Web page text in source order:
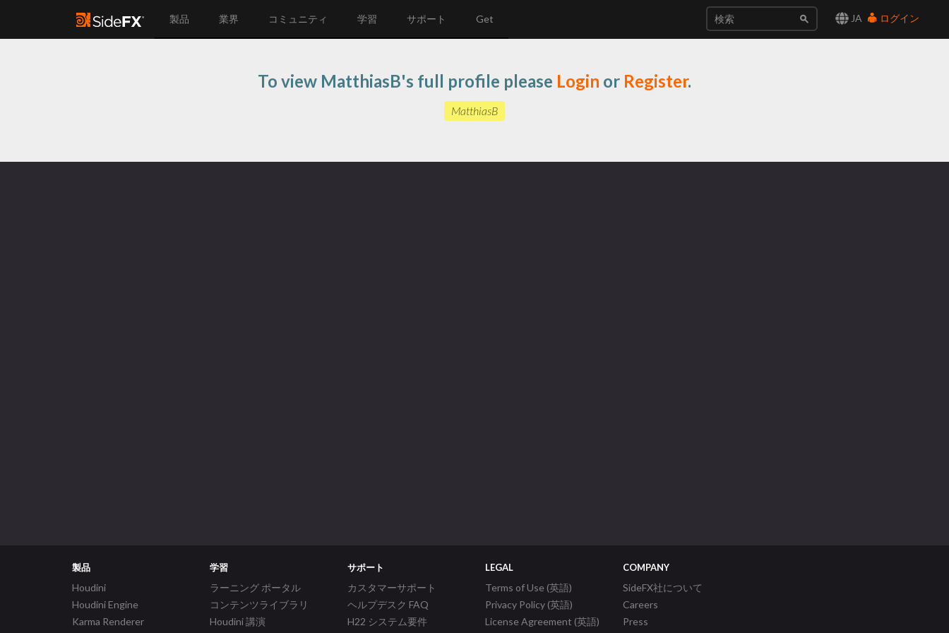
JA ログイン
製品 業界 コミュニティ 学習 サポート Get
To view MatthiasB's full profile please Login or Register.
MatthiasB
製品
Houdini
Houdini Engine
Karma Renderer
学習
ラーニング ポータル
コンテンツライブラリ
Houdini 講演
サポート
カスタマーサポート
ヘルプデスク FAQ
H22 システム要件
LEGAL
Terms of Use (英語)
Privacy Policy (英語)
License Agreement (英語)
COMPANY
SideFX社について
Careers
Press